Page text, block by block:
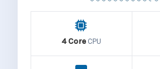
4 Core CPU